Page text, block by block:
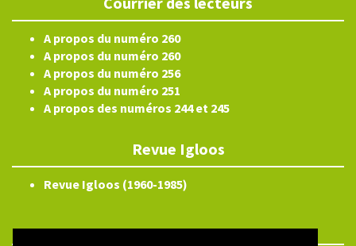
A propos du numéro 260
A propos du numéro 260
A propos du numéro 256
A propos du numéro 251
A propos des numéros 244 et 245
Revue Igloos
Revue Igloos (1960-1985)